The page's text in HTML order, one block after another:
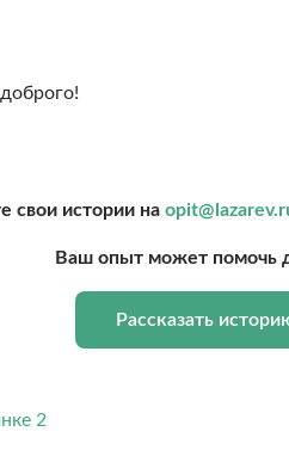
свои истории на
Ваш опыт может помочь
Рассказать